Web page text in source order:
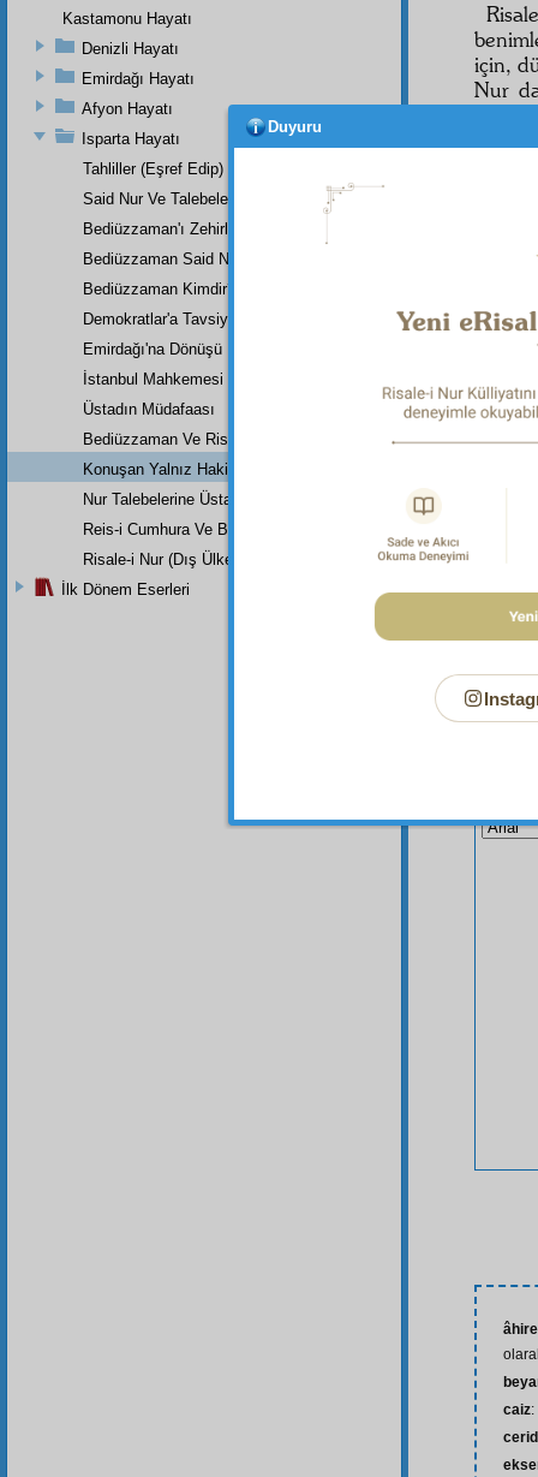
için,
Nur
caiz:
Kastamonu Hayatı
Denizli Hayatı
Emirdağı Hayatı
Afyon Hayatı
Isparta Hayatı
Tahliller (Eşref Edip)
Said Nur Ve Talebeleri
Bediüzzaman'ı Zehirlediler
Bediüzzaman Said Nursî
Bediüzzaman Kimdir?
Demokratlar'a Tavsiye
Emirdağı'na Dönüşü
İstanbul Mahkemesi
Üstadın Müdafaası
Bediüzzaman Ve Risale-İ Nur (Risale-İ Nur Nedir, Nasıl Bir
Konuşan Yalnız Hakikattir
Nur Talebelerine Üstad Bediüzzaman'ın Son Dersi
Reis-i Cumhura Ve Başvekile
Risale-i Nur (Dış Ülkeler)
İlk Dönem Eserleri
Duyuru